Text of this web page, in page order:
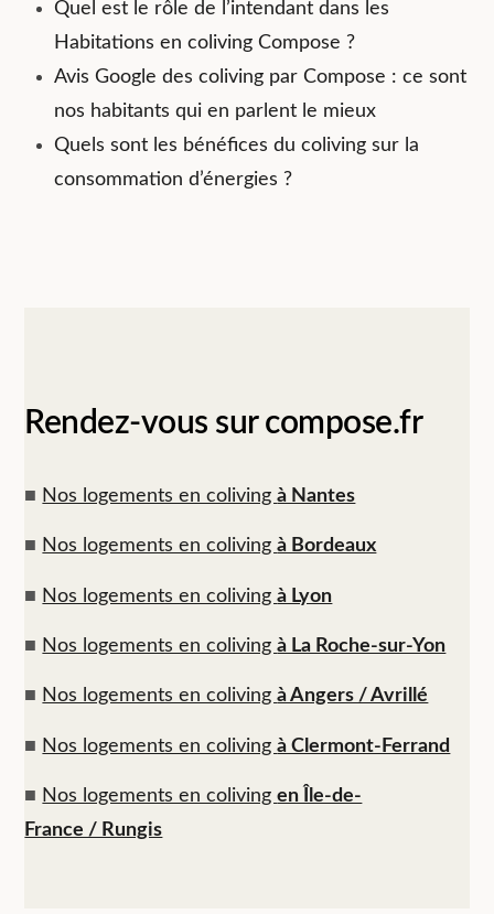
Quel est le rôle de l’intendant dans les
Habitations en coliving Compose ?
Avis Google des coliving par Compose : ce sont
nos habitants qui en parlent le mieux
Quels sont les bénéfices du coliving sur la
consommation d’énergies ?
Rendez-vous sur compose.fr
■ Nos logements en colivingà Nantes
■ Nos logements en colivingà Bordeaux
■ Nos logements en colivingà Lyon
■ Nos logements en colivingà La Roche-sur-Yon
■ Nos logements en colivingà Angers / Avrillé
■ Nos logements en colivingà Clermont-Ferrand
■ Nos logements en colivingen Île-de-
France / Rungis